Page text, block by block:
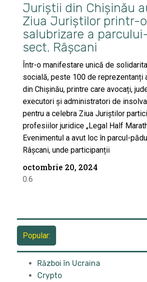
Juriștii din Chișinău
Ziua Juriștilor printr-
salubrizare a
sect. Râșcani
Într-o manifestare unică de
socială, peste 100 de reprezentanți
din Chișinău, printre care avocați,
executori și administratori de
pentru a celebra Ziua Juriștilor
profesiilor juridice „Legal Half
Evenimentul a avut loc în parcul-
Râșcani, unde participanții
octombrie 20, 2024
Popular:
Război în Ucraina
Crypto